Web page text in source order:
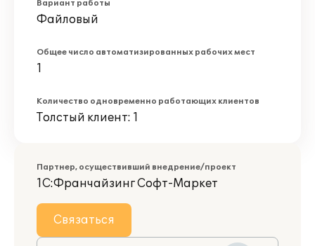
Вариант работы
Файловый
Общее число автоматизированных рабочих мест
1
Количество одновременно работающих клиентов
Толстый клиент: 1
Партнер, осуществивший внедрение/проект
1С:Франчайзинг Софт-Маркет
Связаться